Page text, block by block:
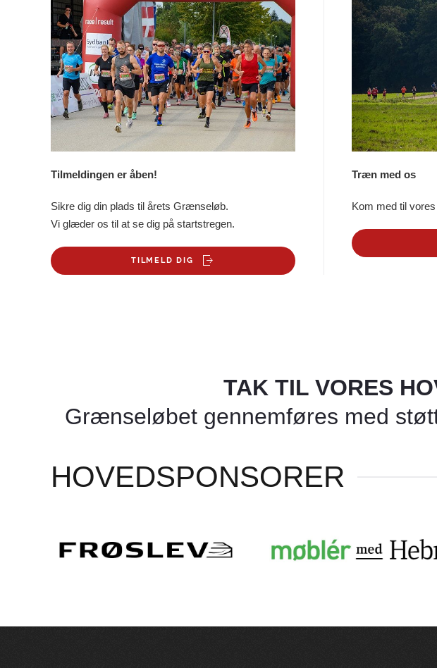
Tilmeldingen er åben!
Sikre dig din plads til årets Grænseløb.
Vi glæder os til at se dig på startstregen.
TILMELD DIG
Træn med os
Kom med til
TAK TIL VORES
Grænseløbet gennemføres med
HOVEDSPONSORER